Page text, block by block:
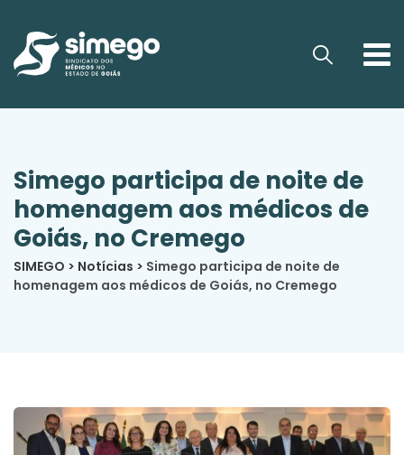
Simego participa de noite de
homenagem aos médicos de
Goiás, no Cremego
SIMEGO > Notícias > Simego participa de noite de
homenagem aos médicos de Goiás, no Cremego